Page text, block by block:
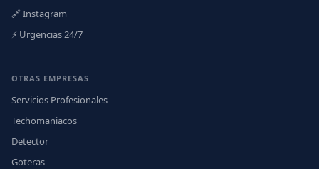
🔗 Instagram
⚡ Urgencias 24/7
OTRAS EMPRESAS
Servicios Profesionales
Techomaniacos
Detector
Goteras